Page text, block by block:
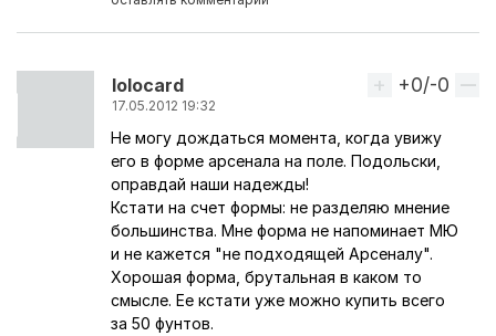
lolocard
17.05.2012 19:32
Вверх
+0/-0
Не могу дождаться момента, когда увижу
его в форме арсенала на поле. Подольски,
оправдай наши надежды!
Кстати на счет формы: не разделяю мнение
большинства. Мне форма не напоминает МЮ
и не кажется "не подходящей Арсеналу".
Хорошая форма, брутальная в каком то
смысле. Ее кстати уже можно купить всего
за 50 фунтов.